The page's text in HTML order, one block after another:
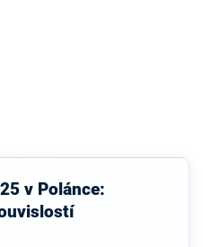
v Polánce: